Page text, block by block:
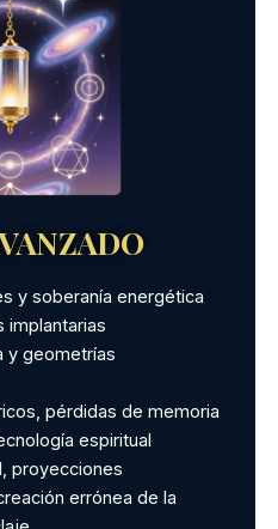
y soberanía energética
implantarias
y geometrías
pérdidas de memoria
espiritual
proyecciones
errónea de la